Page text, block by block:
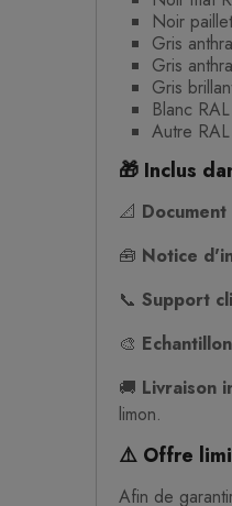
Noir
Gris
Gris
Gris
Blanc
Autre
🎁 Inclus
📐
🧰 Notice
📞 Support
🎨
🚚 Livraison
limon.
⚠️ Offre
Afin de